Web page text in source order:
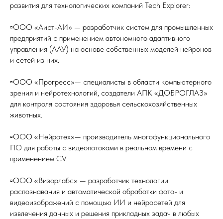
развития для технологических компаний Tech Explorer:
▫️ООО «Аист-АИ» — разработчик систем для промышленных
предприятий с применением автономного адаптивного
управления (ААУ) на основе собственных моделей нейронов
и сетей из них.
▫️ООО «Прогресс»— специалисты в области компьютерного
зрения и нейротехнологий, создатели АПК «ДОБРОГЛАЗ»
для контроля состояния здоровья сельскохозяйственных
животных.
▫️ООО «Нейротех»— производитель многофункционального
ПО для работы с видеопотоками в реальном времени с
применением CV.
▫️ООО «Визорлабс» — разработчик технологии
распознавания и автоматической обработки фото- и
видеоизображений с помощью ИИ и нейросетей для
извлечения данных и решения прикладных задач в любых